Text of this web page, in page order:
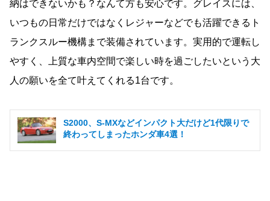
納はできないかも？なんて方も安心です。グレイスには、
いつもの日常だけではなくレジャーなどでも活躍できるト
ランクスルー機構まで装備されています。実用的で運転し
やすく、上質な車内空間で楽しい時を過ごしたいという大
人の願いを全て叶えてくれる1台です。
S2000、S-MXなどインパクト大だけど1代限りで
終わってしまったホンダ車4選！